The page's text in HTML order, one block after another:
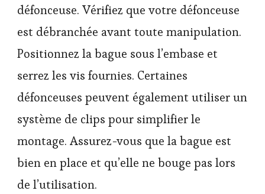
défonceuse. Vérifiez que votre défonceuse
est débranchée avant toute manipulation.
Positionnez la bague sous l’embase et
serrez les vis fournies. Certaines
défonceuses peuvent également utiliser un
système de clips pour simplifier le
montage. Assurez-vous que la bague est
bien en place et qu’elle ne bouge pas lors
de l’utilisation.